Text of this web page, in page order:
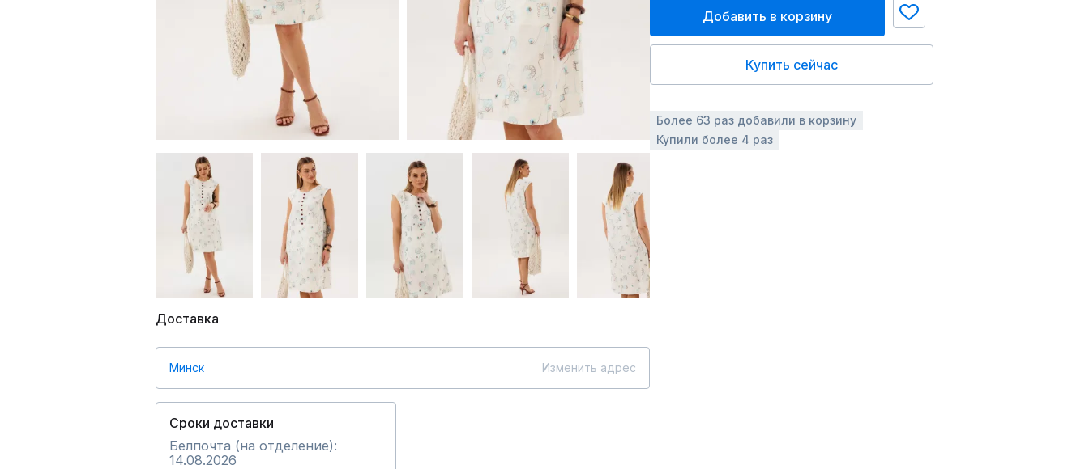
Доставка
Минск Изменить адрес
Сроки доставки
Белпочта (на отделение):
14.08.2026
Добавить в корзину
Купить сейчас
Более 63 раз добавили в корзину
Купили более 4 раз